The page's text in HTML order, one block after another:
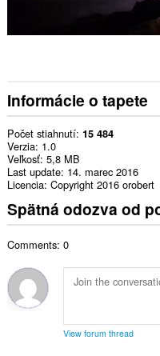
Informácie o tapete
Počet stiahnutí 15 484
Verzia 1.0
Veľkosť 5,8 MB
Last update 14. marec 2016
Licencia Copyright 2016 orobert
Spätná odozva od
Comments: 0
View forum thread